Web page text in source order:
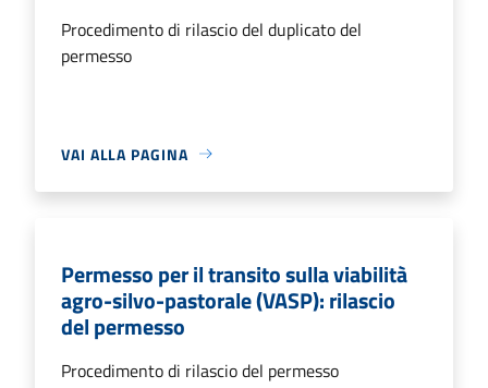
Procedimento di rilascio del duplicato del
permesso
VAI ALLA PAGINA
Permesso per il transito sulla viabilità
agro-silvo-pastorale (VASP): rilascio
del permesso
Procedimento di rilascio del permesso